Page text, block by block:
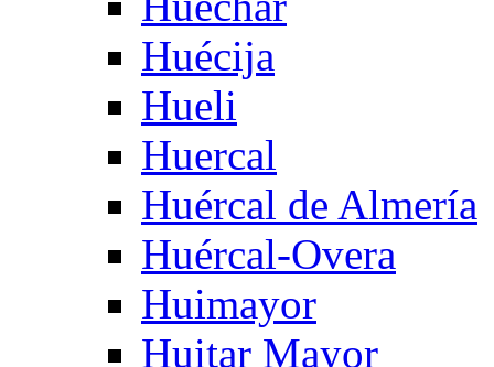
Huécija
Hueli
Huercal
Huércal de Almería
Huércal-Overa
Huimayor
Huitar Mayor